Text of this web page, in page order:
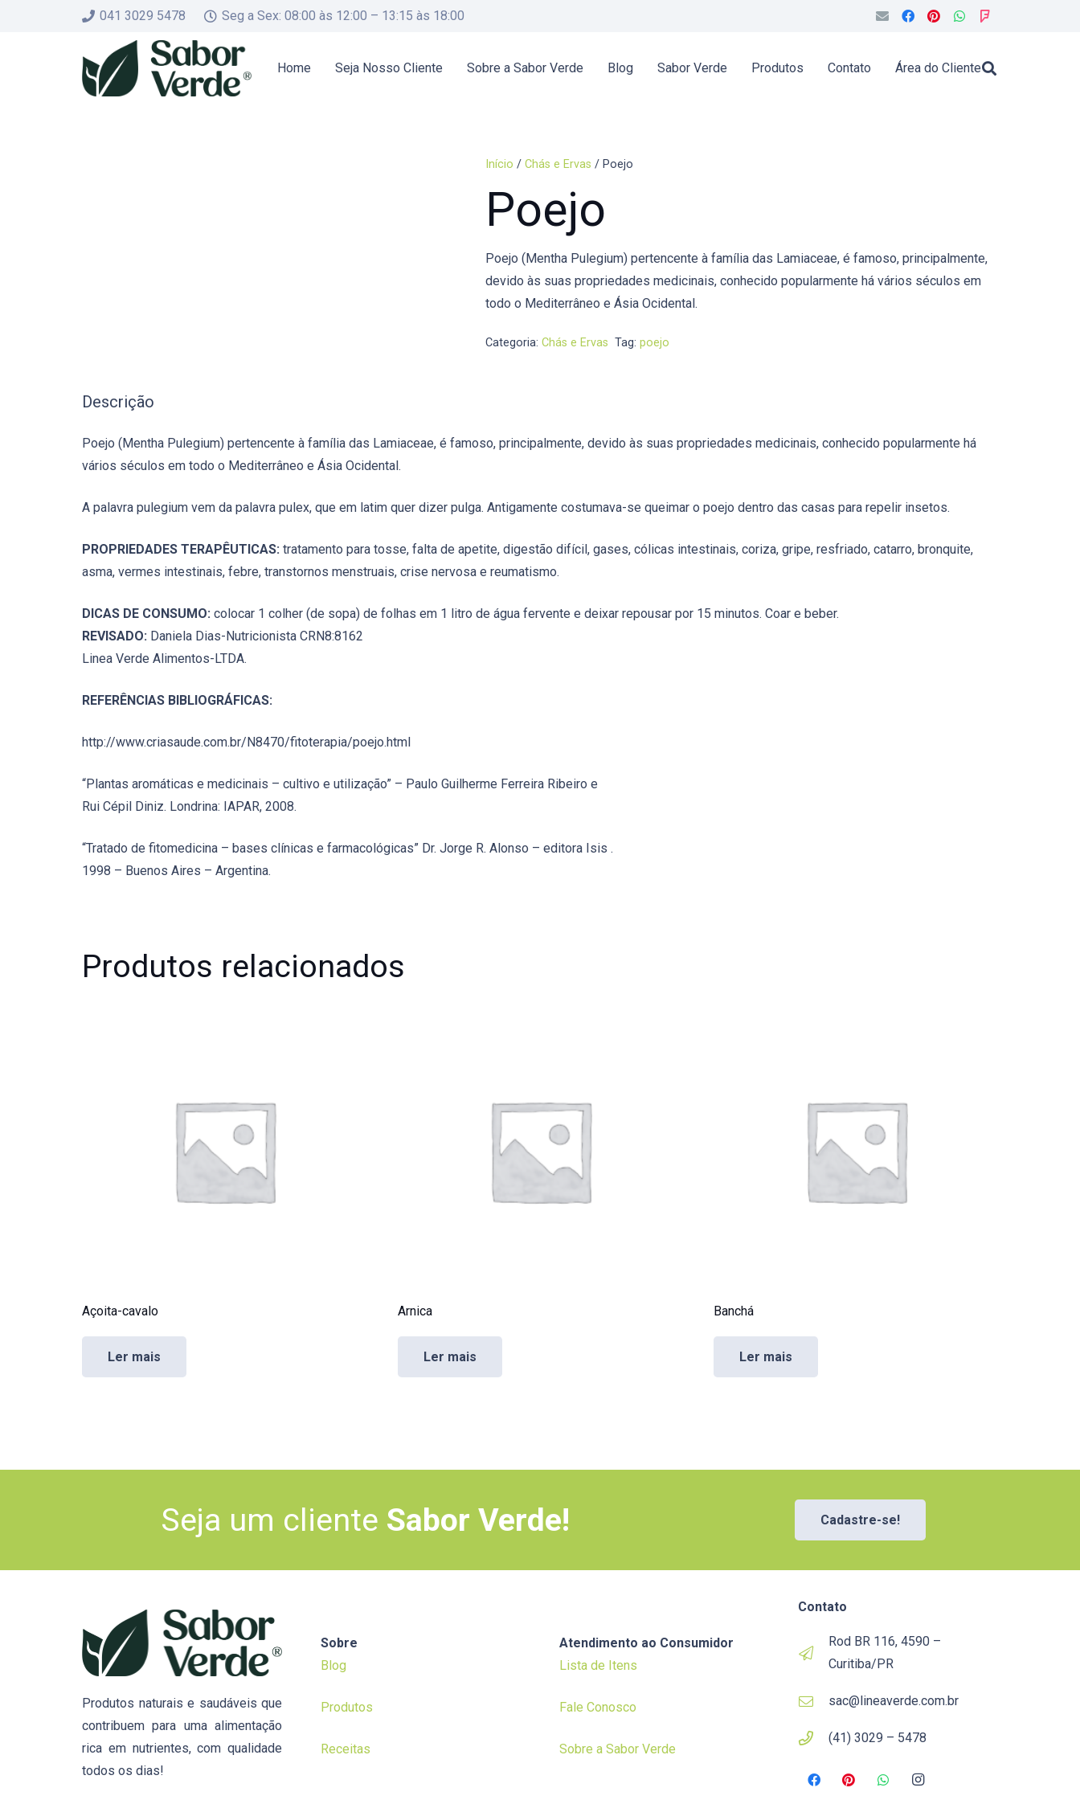
041 3029 5478 Seg a Sex: 08:00 às 12:00 – 13:15 às 18:00
Home Seja Nosso Cliente Sobre a Sabor Verde Blog Sabor Verde Produtos Contato Área do Cliente
Início / Chás e Ervas / Poejo
Poejo
Poejo (Mentha Pulegium) pertencente à família das Lamiaceae, é famoso, principalmente,
devido às suas propriedades medicinais, conhecido popularmente há vários séculos em
todo o Mediterrâneo e Ásia Ocidental.
Categoria: Chás e Ervas Tag:poejo
Descrição
Poejo (Mentha Pulegium) pertencente à família das Lamiaceae, é famoso, principalmente, devido às suas propriedades medicinais, conhecido popularmente há
vários séculos em todo o Mediterrâneo e Ásia Ocidental.
A palavra pulegium vem da palavra pulex, que em latim quer dizer pulga. Antigamente costumava-se queimar o poejo dentro das casas para repelir insetos.
PROPRIEDADES TERAPÊUTICAS: tratamento para tosse, falta de apetite, digestão difícil, gases, cólicas intestinais, coriza, gripe, resfriado, catarro, bronquite,
asma, vermes intestinais, febre, transtornos menstruais, crise nervosa e reumatismo.
DICAS DE CONSUMO: colocar 1 colher (de sopa) de folhas em 1 litro de água fervente e deixar repousar por 15 minutos. Coar e beber.
REVISADO: Daniela Dias-Nutricionista CRN8:8162
Linea Verde Alimentos-LTDA.
REFERÊNCIAS BIBLIOGRÁFICAS:
http://www.criasaude.com.br/N8470/fitoterapia/poejo.html
“Plantas aromáticas e medicinais – cultivo e utilização” – Paulo Guilherme Ferreira Ribeiro e
Rui Cépil Diniz. Londrina: IAPAR, 2008.
“Tratado de fitomedicina – bases clínicas e farmacológicas” Dr. Jorge R. Alonso – editora Isis .
1998 – Buenos Aires – Argentina.
Produtos relacionados
Açoita-cavalo
Ler mais
Arnica
Ler mais
Banchá
Ler mais
Seja um cliente Sabor Verde! Cadastre-se!
Produtos naturais e saudáveis que
contribuem para uma alimentação
rica em nutrientes, com qualidade
todos os dias!
Sobre
Blog
Produtos
Receitas
Atendimento ao Consumidor
Lista de Itens
Fale Conosco
Sobre a Sabor Verde
Contato
Rod BR 116, 4590 –
Curitiba/PR
sac@lineaverde.com.br
(41) 3029 – 5478